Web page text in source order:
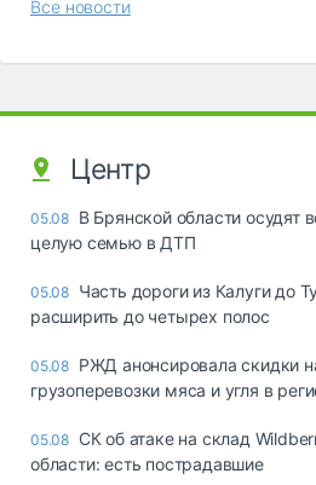
Все новости
Центр
05.08 В Брянской области осудят
целую семью в ДТП
05.08 Часть дороги из Калуги до
расширить до четырех полос
05.08 РЖД анонсировала скидки
грузоперевозки мяса и угля в
05.08 СК об атаке на склад
области: есть пострадавшие